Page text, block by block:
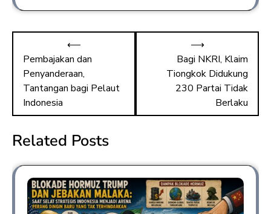
e
b
o
ok
st
o
d
o
n
ai
l
ar
e
⟵
Pembajakan dan
Penyanderaan,
Tantangan bagi Pelaut
Indonesia
Bagi NKRI, Klaim
Tiongkok Didukung
230 Partai Tidak
Berlaku
⟶
Related Posts